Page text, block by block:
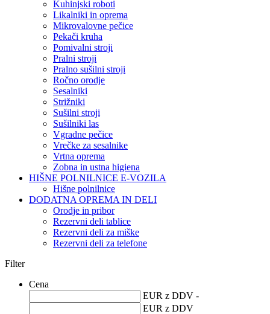
Kuhinjski roboti
Likalniki in oprema
Mikrovalovne pečice
Pekači kruha
Pomivalni stroji
Pralni stroji
Pralno sušilni stroji
Ročno orodje
Sesalniki
Strižniki
Sušilni stroji
Sušilniki las
Vgradne pečice
Vrečke za sesalnike
Vrtna oprema
Zobna in ustna higiena
HIŠNE POLNILNICE E-VOZILA
Hišne polnilnice
DODATNA OPREMA IN DELI
Orodje in pribor
Rezervni deli tablice
Rezervni deli za miške
Rezervni deli za telefone
Filter
Cena
EUR z DDV -
EUR z DDV